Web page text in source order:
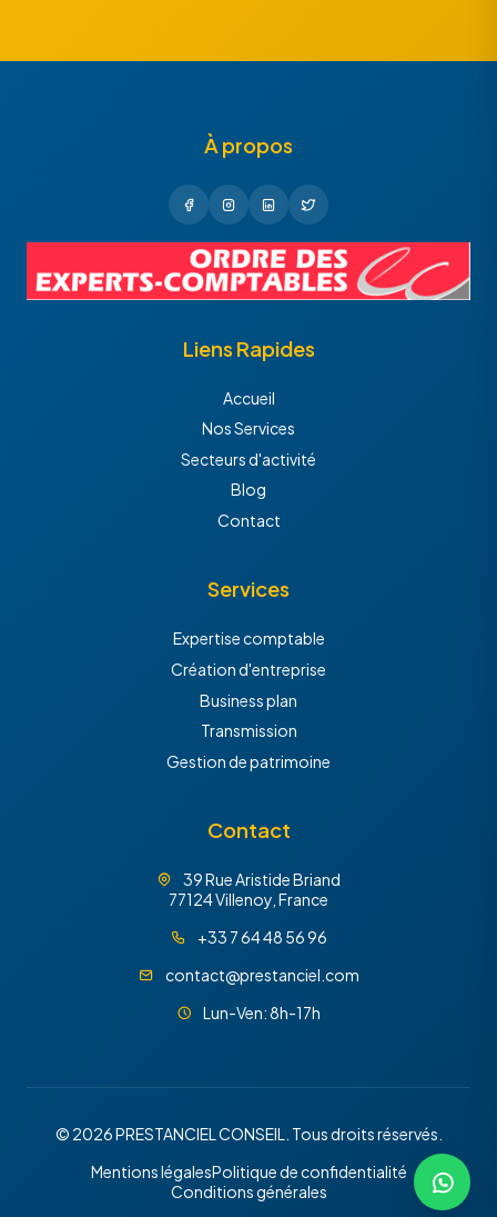
À propos
Liens Rapides
Accueil
Nos Services
Secteurs d'activité
Blog
Contact
Services
Expertise comptable
Création d'entreprise
Business plan
Transmission
Gestion de patrimoine
Contact
39 Rue Aristide Briand
77124 Villenoy, France
+33 7 64 48 56 96
contact@prestanciel.com
Lun-Ven: 8h-17h
© 2026 PRESTANCIEL CONSEIL. Tous droits réservés.
Mentions légalesPolitique de confidentialité
Conditions générales